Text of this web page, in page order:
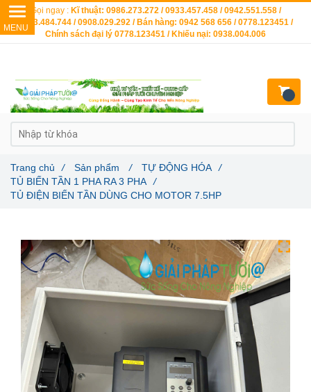
Trang chủ / Sản phẩm / TỰ ĐỘNG HÓA
/
TỦ BIẾN TẦN 1 PHA RA 3 PHA
/
TỦ ĐIỆN BIẾN TẦN DÙNG CHO MOTOR 7.5HP
Gọi ngay : Kĩ thuật: 0986.273.272 / 0933.457.458 / 0942.551.558 /
0903.484.744 / 0908.029.292 / Bán hàng: 0942 568 656 / 0778.123451 /
Chính sách đại lý 0778.123451 / Khiếu nại: 0938.004.006